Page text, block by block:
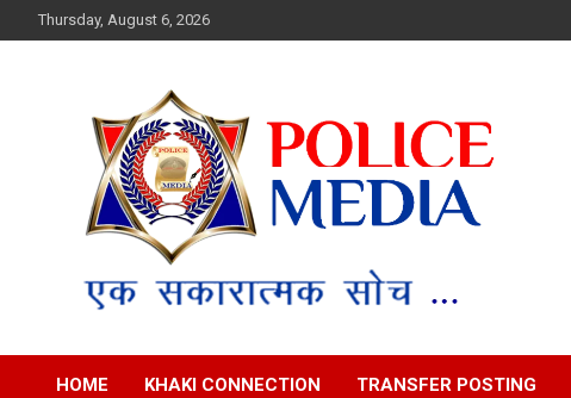
to
Thursday, August 6, 2026
Police Media News
HOME KHAKI CONNECTION TRANSFER POSTING